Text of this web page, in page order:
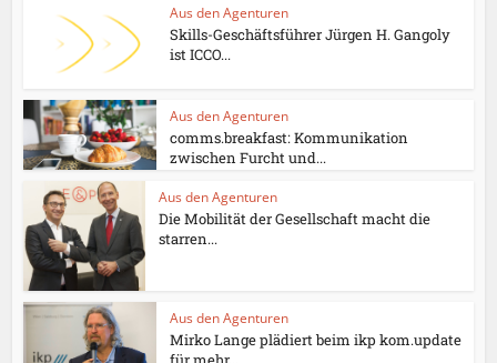
Aus den Agenturen
Skills-Geschäftsführer Jürgen H. Gangoly
ist ICCO...
Aus den Agenturen
comms.breakfast: Kommunikation
zwischen Furcht und...
Aus den Agenturen
Die Mobilität der Gesellschaft macht die
starren...
Aus den Agenturen
Mirko Lange plädiert beim ikp kom.update